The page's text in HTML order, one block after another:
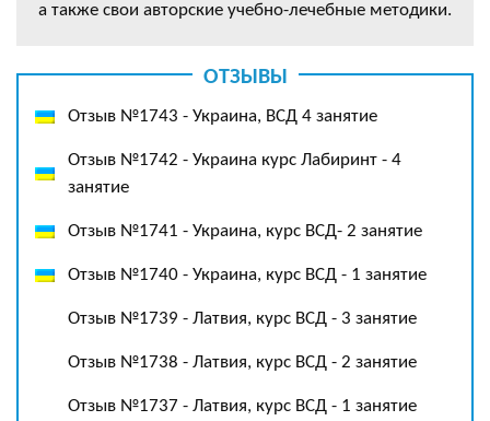
а также свои авторские учебно-лечебные методики.
ОТЗЫВЫ
Отзыв №1743 - Украина, ВСД 4 занятие
Отзыв №1742 - Украина курс Лабиринт - 4
занятие
Отзыв №1741 - Украина, курс ВСД- 2 занятие
Отзыв №1740 - Украина, курс ВСД - 1 занятие
Отзыв №1739 - Латвия, курс ВСД - 3 занятие
Отзыв №1738 - Латвия, курс ВСД - 2 занятие
Отзыв №1737 - Латвия, курс ВСД - 1 занятие